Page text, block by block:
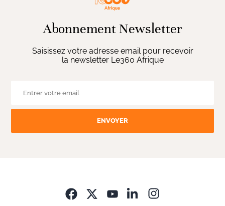
Abonnement Newsletter
Saisissez votre adresse email pour recevoir
la newsletter Le360 Afrique
ENVOYER